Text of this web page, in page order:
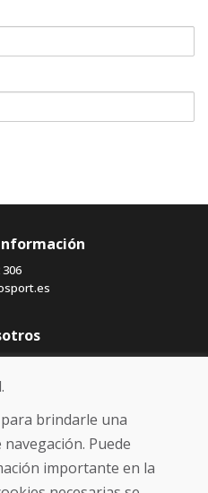
306
brindarle una
Puede
importante en la